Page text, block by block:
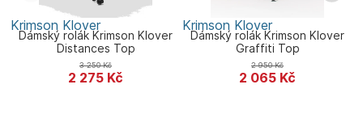
Krimson Klover
Dámský rolák Krimson Klover
Distances Top
2 275 Kč
3 250Kč
Krimson Klover
Dámský rolák Krimson Klover
Graffiti Top
2 065 Kč
2 950Kč